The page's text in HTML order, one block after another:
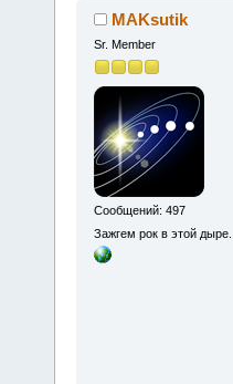
MAKsutik
Sr. Member
Сообщений: 497
Зажгем рок в этой дыре...